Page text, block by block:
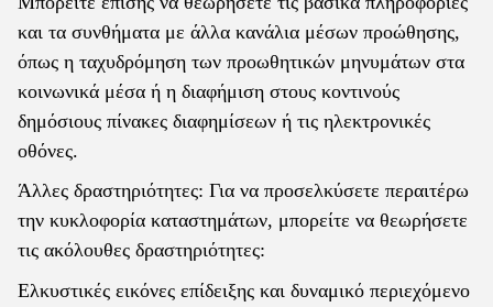
και τα συνθήματα με άλλα κανάλια μέσων προώθησης,
όπως η ταχυδρόμηση των προωθητικών μηνυμάτων στα
κοινωνικά μέσα ή η διαφήμιση στους κοντινούς
δημόσιους πίνακες διαφημίσεων ή τις ηλεκτρονικές
οθόνες.
Άλλες δραστηριότητες: Για να προσελκύσετε περαιτέρω
την κυκλοφορία καταστημάτων, μπορείτε να θεωρήσετε
τις ακόλουθες δραστηριότητες:
Ελκυστικές εικόνες επίδειξης και δυναμικό περιεχόμενο